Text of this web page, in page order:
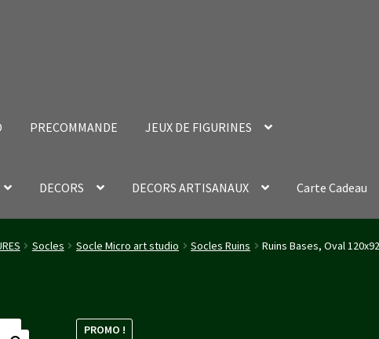
PRECOMMANDE JEUX DE FIGURINES
DECORS DECORS ARTISANAUX Carte Cadeau
Success PageValidation de la commande
Socles Socle Micro art studio Socles Ruins Ruins Bases, Oval
PROMO !